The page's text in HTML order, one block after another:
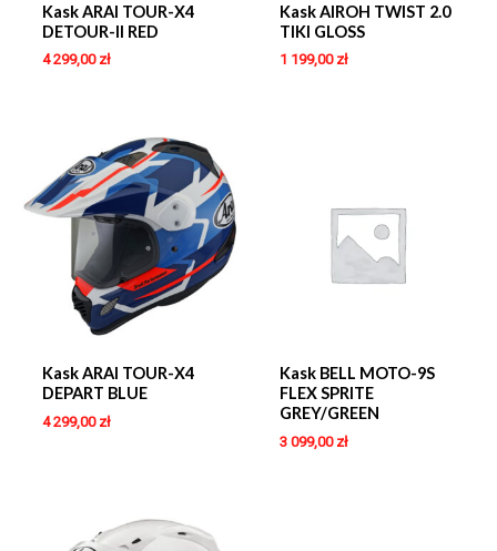
Kask ARAI TOUR-X4
DETOUR-II RED
4 299,00 zł
Kask AIROH TWIST 2.0
TIKI GLOSS
1 199,00 zł
Kask ARAI TOUR-X4
DEPART BLUE
4 299,00 zł
Kask BELL MOTO-9S
FLEX SPRITE
GREY/GREEN
3 099,00 zł